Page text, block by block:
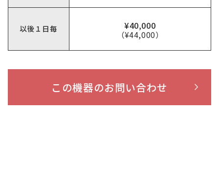
以後１日毎 ¥40,000
（¥44,000）
この機器のお問い合わせ